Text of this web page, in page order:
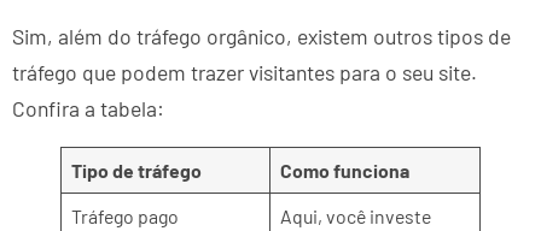
Sim, além do tráfego orgânico, existem outros tipos de
tráfego que podem trazer visitantes para o seu site.
Confira a tabela:
Tipo de tráfego
Como funciona
Tráfego pago
Aqui, você investe